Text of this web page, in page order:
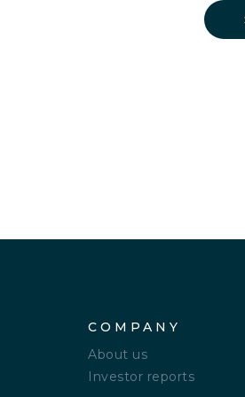
COMPANY
About us
Investor reports